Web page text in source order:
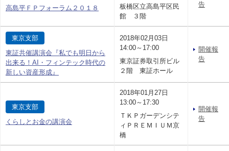
高島平ＦＰフォーラム２０１８
板橋区立高島平区民
館 ３階
告
東京支部
東証共催講演会『私でも明日から
出来る！AI・フィンテック時代の
新しい資産形成』
2018年02月03日
14:00～17:00
東京証券取引所ビル
２階 東証ホール
開催報
告
東京支部
くらしとお金の講演会
2018年01月27日
13:00～17:30
ＴＫＰガーデンシテ
ィＰＲＥＭＩＵＭ京
橋
開催報
告